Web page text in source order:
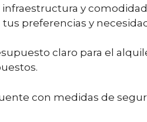
y
preferencias y
claro para el
con medidas de